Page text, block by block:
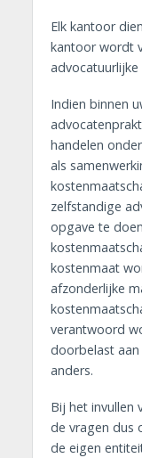
Elk kantoor
kantoor wordt
Indien binnen
handelen
als
zelfstandige
opgave te
kostenmaat
afzonderlijke
verantwoord
doorbelast
anders.
Bij het invullen
de vragen dus
de eigen